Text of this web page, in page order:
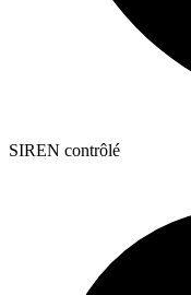
SIREN contrôlé